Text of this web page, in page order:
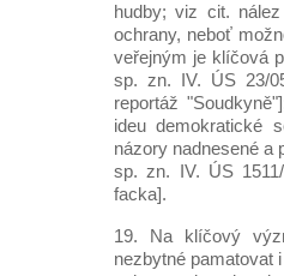
hudby; viz cit.
ochrany, neboť
veřejným je klíčová
sp. zn. IV. ÚS 23/
reportáž
ideu demokratické
názory nadnesené a
sp. zn. IV. ÚS
facka].
19. Na klíčový
nezbytné pamatovat